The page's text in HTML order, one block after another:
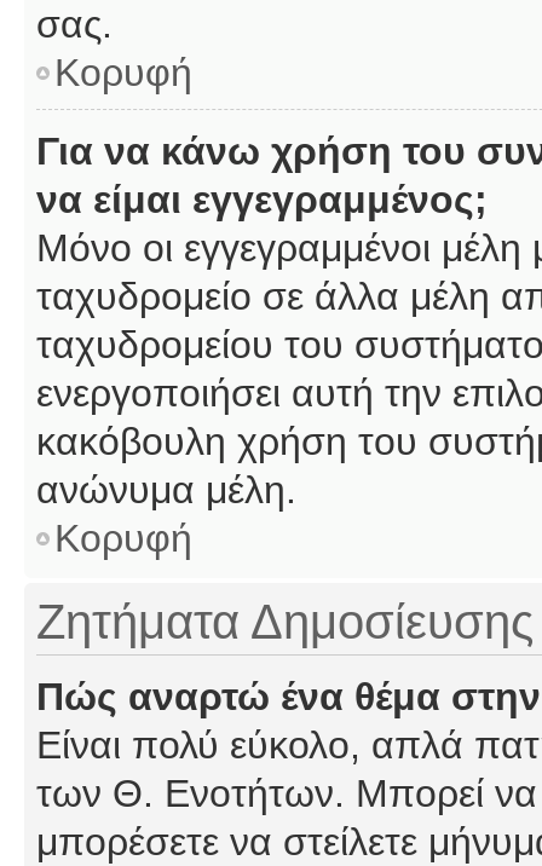
σας.
Κορυφή
Για να κάνω χρήση του
να είμαι εγγεγραμμένος;
Μόνο οι εγγεγραμμένοι
ταχυδρομείο σε άλλα μέλη
ταχυδρομείου του
ενεργοποιήσει αυτή την
κακόβουλη χρήση του
ανώνυμα μέλη.
Κορυφή
Ζητήματα Δημοσίευσης
Πώς αναρτώ ένα θέμα
Είναι πολύ εύκολο, απλά
των Θ. Ενοτήτων. Μπορεί να
μπορέσετε να στείλετε